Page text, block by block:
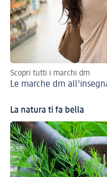
Scopri tutti i marchi dm
Le marche dm
La natura ti fa bella